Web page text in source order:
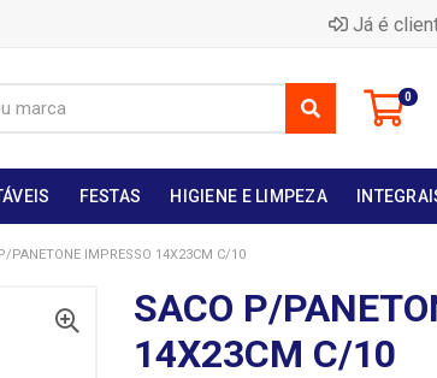
Já é
0
FESTAS HIGIENE E LIMPEZA
PANETONE IMPRESSO 14X23CM C/10
SACO P/
14X23CM C/10